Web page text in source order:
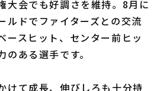
大会でも好調さを維持。8月に
ルドでファイターズとの交流
ースヒット、センター前ヒッ
のある選手です。
けて成長、伸びしろも十分持